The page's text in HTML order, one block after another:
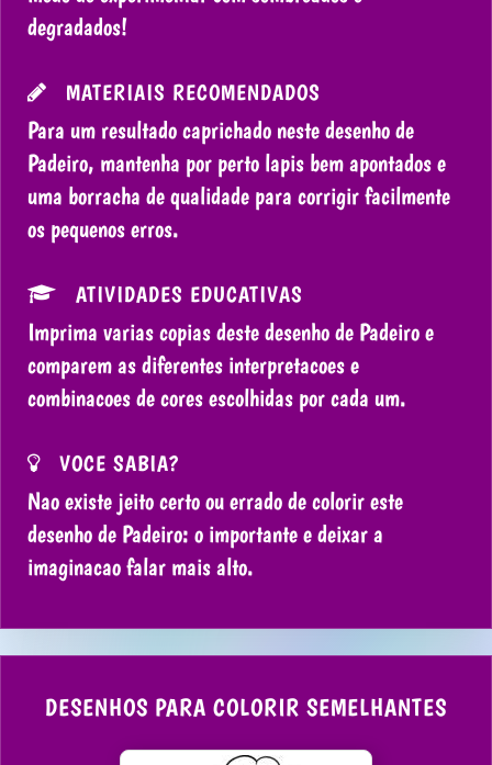
degradados!
MATERIAIS RECOMENDADOS
Para um resultado caprichado neste desenho de
Padeiro, mantenha por perto lapis bem apontados e
uma borracha de qualidade para corrigir facilmente
os pequenos erros.
ATIVIDADES EDUCATIVAS
Imprima varias copias deste desenho de Padeiro e
comparem as diferentes interpretacoes e
combinacoes de cores escolhidas por cada um.
VOCE SABIA?
Nao existe jeito certo ou errado de colorir este
desenho de Padeiro: o importante e deixar a
imaginacao falar mais alto.
DESENHOS PARA COLORIR SEMELHANTES